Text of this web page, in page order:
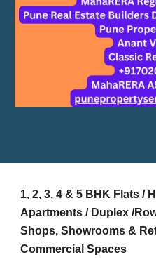
1, 2, 3, 4 & 5 BHK Flats /
Apartments / Duplex /
Shops, Showrooms &
Commercial Spaces